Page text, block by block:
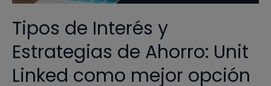
Tipos de Interés y
Estrategias de Ahorro: Unit
Linked como mejor opción